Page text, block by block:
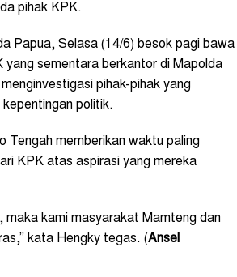
pihak KPK.
Papua, Selasa (14/6) besok pagi bawa
sementara berkantor di Mapolda
pihak-pihak yang
politik.
Tengah memberikan waktu paling
KPK atas aspirasi yang mereka
maka kami masyarakat Mamteng dan
kata Hengky tegas. (Ansel